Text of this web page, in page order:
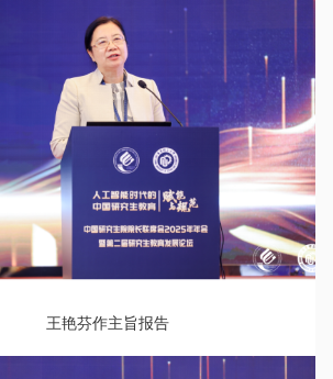
王艳芬作主旨报告